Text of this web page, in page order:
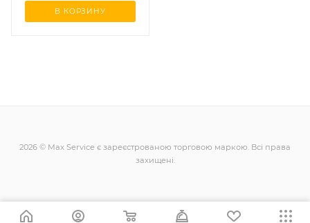
В КОРЗИНУ
2026 © Max Service є зареєстрованою торговою маркою. Всі права
захищені.
+38 (098) 128-11-11